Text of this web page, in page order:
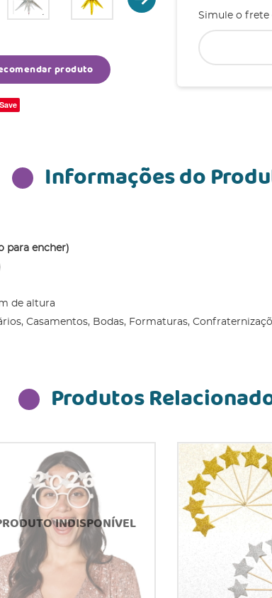
produto
Save
Simule o frete
Informações do
para encher)
de altura
Casamentos, Bodas, Formaturas,
Produtos